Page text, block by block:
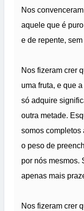
Nos
aquele que é
e de repente,
Nos fizeram crer
uma fruta, e que
só adquire
outra metade.
somos completos
o peso de
por nós mesmos.
apenas mais
Nos fizeram crer